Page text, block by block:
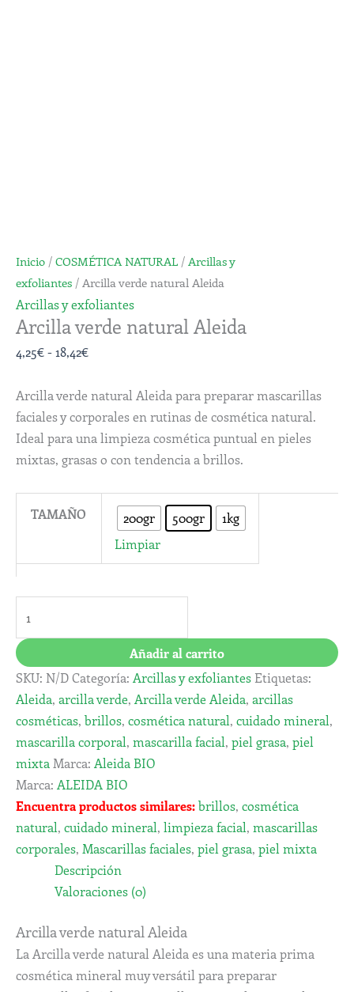
Inicio / COSMÉTICA NATURAL / Arcillas y
exfoliantes / Arcilla verde natural Aleida
Arcillas y exfoliantes
Arcilla verde natural Aleida
4,25€-18,42€
Arcilla verde natural Aleida para preparar mascarillas
faciales y corporales en rutinas de cosmética natural.
Ideal para una limpieza cosmética puntual en pieles
mixtas, grasas o con tendencia a brillos.
TAMAÑO 200gr 500gr 1kg
Limpiar
Añadir al carrito
SKU: N/DCategoría: Arcillas y exfoliantes Etiquetas:
Aleida, arcilla verde, Arcilla verde Aleida, arcillas
cosméticas, brillos, cosmética natural, cuidado mineral,
mascarilla corporal, mascarilla facial, piel grasa, piel
mixta Marca: Aleida BIO
Marca: ALEIDA BIO
Encuentra productos similares:brillos, cosmética
natural, cuidado mineral, limpieza facial, mascarillas
corporales, Mascarillas faciales, piel grasa, piel mixta
Descripción
Valoraciones (0)
Arcilla verde natural Aleida
La Arcilla verde natural Aleida es una materia prima
cosmética mineral muy versátil para preparar